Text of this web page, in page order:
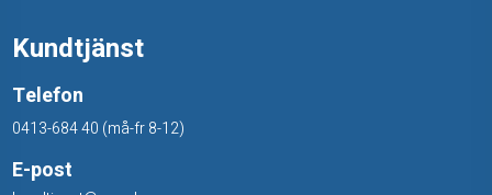
Kundtjänst
Telefon
0413-684 40 (må-fr 8-12)
E-post